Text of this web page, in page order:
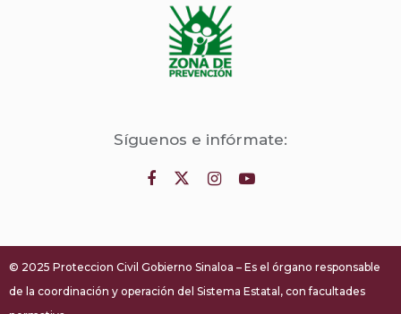
Síguenos e infórmate:
© 2025 Proteccion Civil Gobierno Sinaloa – Es el órgano responsable
de la coordinación y operación del Sistema Estatal, con facultades